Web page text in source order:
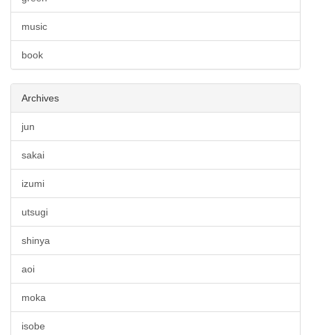
music
book
Archives
jun
sakai
izumi
utsugi
shinya
aoi
moka
isobe